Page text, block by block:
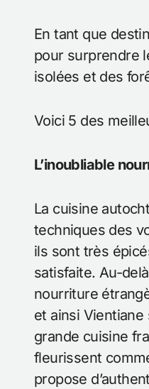
En tant que
pour surprendre
isolées et des
Voici 5 des
L’inoubliable
La cuisine
techniques des
ils sont très
satisfaite. Au-
nourriture
et ainsi
grande cuisine
fleurissent
propose